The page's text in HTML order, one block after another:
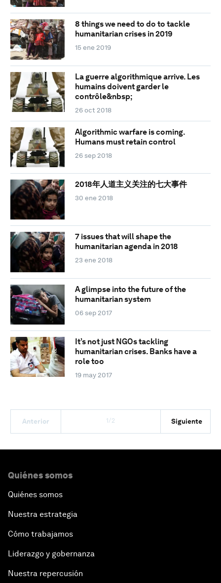
8 things we need to do to tackle
humanitarian crises in 2019
15 ene 2019
La guerre algorithmique arrive. Les
humains doivent garder le
contrôle&nbsp;
26 oct 2018
Algorithmic warfare is coming.
Humans must retain control
26 sep 2018
2018年人道主义关注的七大事件
30 ene 2018
7 issues that will shape the
humanitarian agenda in 2018
23 ene 2018
A glimpse into the future of the
humanitarian system
06 sep 2017
It’s not just NGOs tackling
humanitarian crises. Banks have a
role too
19 may 2017
Anterior 1/2 Siguiente
Quiénes somos
Quiénes somos
Nuestra estrategia
Cómo trabajamos
Liderazgo y gobernanza
Nuestra repercusión